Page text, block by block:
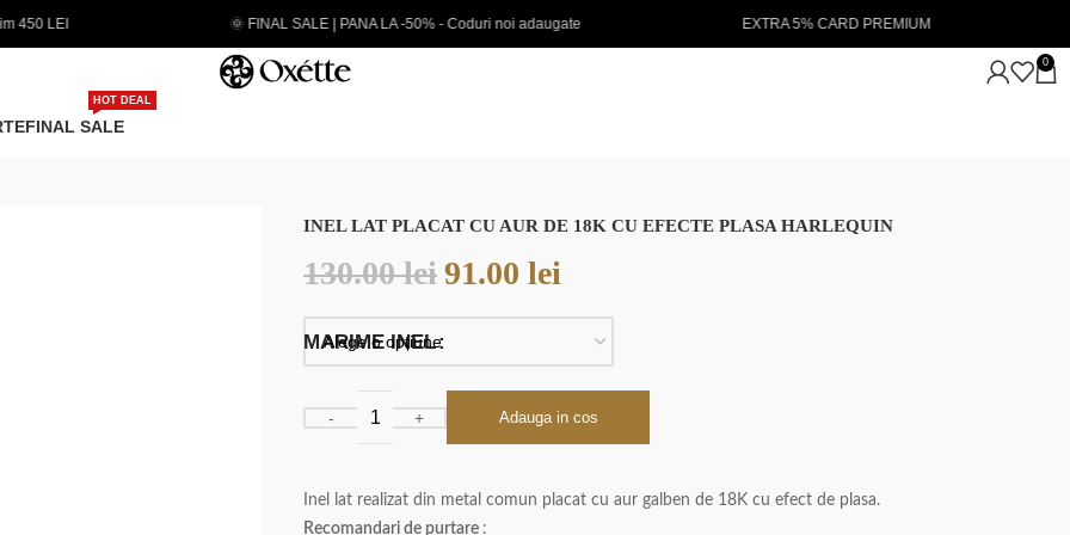
SALE | PANA LA -50% - Coduri noi adaugate EXTRA 5% CARD PREMIUM NOUTATI IN STOC 💖
0
FINAL SALE
HOT DEAL
INEL LAT PLACAT CU AUR DE 18K CU EFECTE PLASA HARLEQUIN
130.00lei91.00 lei
MARIME INEL
Adauga in cos
Inel lat realizat din metal comun placat cu aur galben de 18K cu efect de plasa.
Recomandari de purtare :